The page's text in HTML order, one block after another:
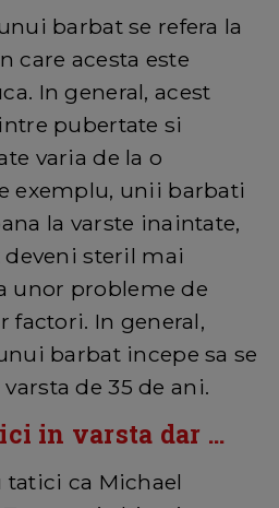
barbat se refera la
care acesta este
In general, acest
pubertate si
varia de la o
exemplu, unii barbati
la varste inaintate,
steril mai
unor probleme de
factori. In general,
barbat incepe sa se
de 35 de ani.
in varsta dar ...
tatici ca Michael